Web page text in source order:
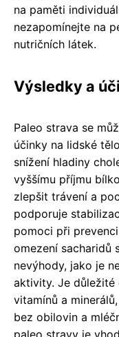
na paměti
nezapomínejte na
nutričních látek.
Výsledky a
Paleo strava se
účinky na lidské
snížení hladiny
vyššímu příjmu
zlepšit trávení a
podporuje
pomoci při
omezení sacharidů
nevýhody, jako je
aktivity. Je
vitamínů a
bez obilovin a
paleo stravy je